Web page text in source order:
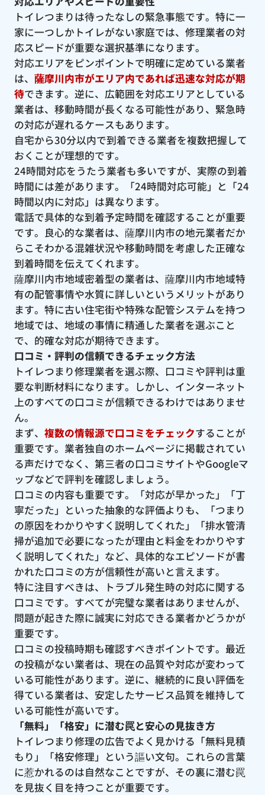
トイレつまりは待ったなしの緊急事態です。特に一
家に一つしかトイレがない家庭では、修理業者の対
応スピードが重要な選択基準になります。
対応エリアをピンポイントで明確に定めている業者
は、 薩摩川内市がエリア内であれば迅速な対応が期
待できます。逆に、広範囲を対応エリアとしている
業者は、移動時間が長くなる可能性があり、緊急時
の対応が遅れるケースもあります。
自宅から30分以内で到着できる業者を複数把握して
おくことが理想的です。
24時間対応をうたう業者も多いですが、実際の到着
時間には差があります。「24時間対応可能」と「24
時間以内に対応」は異なります。
電話で具体的な到着予定時間を確認することが重要
です。良心的な業者は、薩摩川内市の地元業者だか
らこそわかる混雑状況や移動時間を考慮した正確な
到着時間を伝えてくれます。
薩摩川内市地域密着型の業者は、薩摩川内市地域特
有の配管事情や水質に詳しいというメリットがあり
ます。特に古い住宅街や特殊な配管システムを持つ
地域では、地域の事情に精通した業者を選ぶこと
で、的確な対応が期待できます。
口コミ・評判の信頼できるチェック方法
トイレつまり修理業者を選ぶ際、口コミや評判は重
要な判断材料になります。しかし、インターネット
上のすべての口コミが信頼できるわけではありませ
ん。
まず、 複数の情報源で口コミをチェックすることが
重要です。業者独自のホームページに掲載されてい
る声だけでなく、第三者の口コミサイトやGoogleマ
ップなどで評判を確認しましょう。
口コミの内容も重要です。「対応が早かった」「丁
寧だった」といった抽象的な評価よりも、「つまり
の原因をわかりやすく説明してくれた」「排水管清
掃が追加で必要になったが理由と料金をわかりやす
く説明してくれた」など、具体的なエピソードが書
かれた口コミの方が信頼性が高いと言えます。
特に注目すべきは、トラブル発生時の対応に関する
口コミです。すべてが完璧な業者はありませんが、
問題が起きた際に誠実に対応できる業者かどうかが
重要です。
口コミの投稿時期も確認すべきポイントです。最近
の投稿がない業者は、現在の品質や対応が変わって
いる可能性があります。逆に、継続的に良い評価を
得ている業者は、安定したサービス品質を維持して
いる可能性が高いです。
「無料」「格安」に潜む罠と安心の見抜き方
トイレつまり修理の広告でよく見かける「無料見積
もり」「格安修理」という謳い文句。これらの言葉
に惹かれるのは自然なことですが、その裏に潜む罠
を見抜く目を持つことが重要です。